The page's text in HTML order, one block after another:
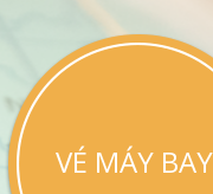
VÉ MÁY BAY